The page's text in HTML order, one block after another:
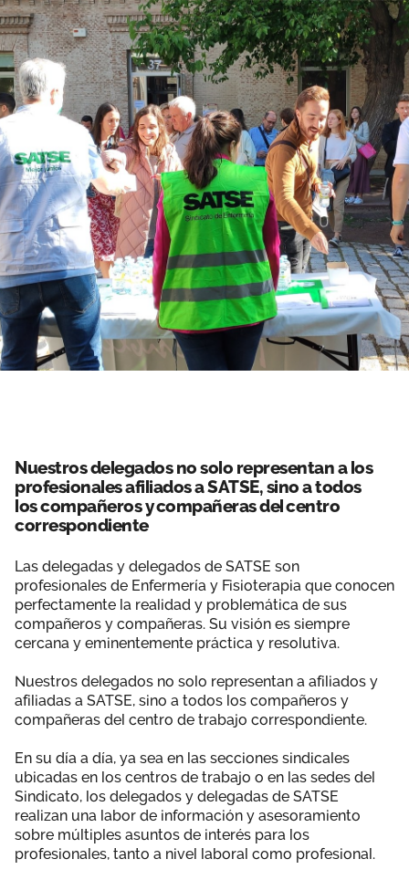
Nuestros delegados no solo representan a los
profesionales afiliados a SATSE, sino a todos
los compañeros y compañeras del centro
correspondiente
Las delegadas y delegados de SATSE son
profesionales de Enfermería y Fisioterapia que conocen
perfectamente la realidad y problemática de sus
compañeros y compañeras. Su visión es siempre
cercana y eminentemente práctica y resolutiva.
Nuestros delegados no solo representan a afiliados y
afiliadas a SATSE, sino a todos los compañeros y
compañeras del centro de trabajo correspondiente.
En su día a día, ya sea en las secciones sindicales
ubicadas en los centros de trabajo o en las sedes del
Sindicato, los delegados y delegadas de SATSE
realizan una labor de información y asesoramiento
sobre múltiples asuntos de interés para los
profesionales, tanto a nivel laboral como profesional.